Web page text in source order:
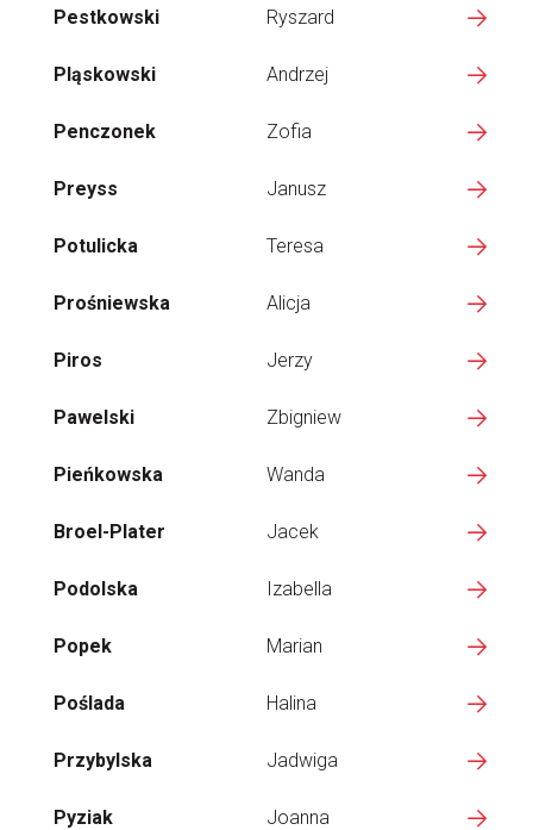
Pestkowski Ryszard
Pląskowski Andrzej
Penczonek Zofia
Preyss Janusz
Potulicka Teresa
Prośniewska Alicja
Piros Jerzy
Pawelski Zbigniew
Pieńkowska Wanda
Broel-Plater Jacek
Podolska Izabella
Popek Marian
Poślada Halina
Przybylska Jadwiga
Pyziak Joanna